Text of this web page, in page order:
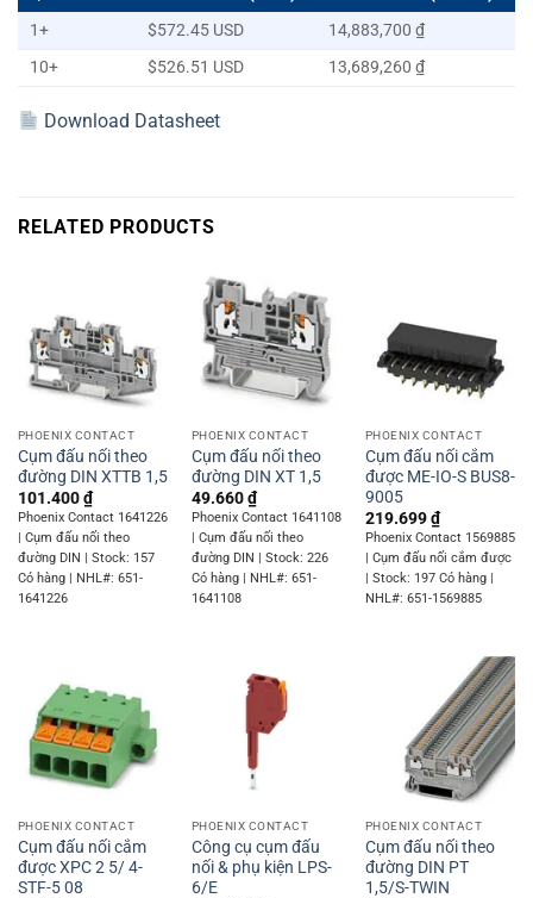
1+
$572.45 USD
14,883,700 ₫
10+
$526.51 USD 13,689,260 ₫
Download Datasheet
RELATED PRODUCTS
PHOENIX CONTACT
Cụm đấu nối theo
đường DIN XTTB 1,5
101.400₫
Phoenix Contact 1641226
| Cụm đấu nối theo
đường DIN | Stock: 157
Có hàng | NHL#: 651-
1641226
PHOENIX CONTACT
Cụm đấu nối theo
đường DIN XT 1,5
49.660₫
Phoenix Contact 1641108
| Cụm đấu nối theo
đường DIN | Stock: 226
Có hàng | NHL#: 651-
1641108
PHOENIX CONTACT
Cụm đấu nối cắm
được ME-IO-S BUS8-
9005
219.699₫
Phoenix Contact 1569885
| Cụm đấu nối cắm được
| Stock: 197 Có hàng |
NHL#: 651-1569885
PHOENIX CONTACT
Cụm đấu nối cắm
được XPC 2 5/ 4-
STF-5 08
PHOENIX CONTACT
Công cụ cụm đấu
nối & phụ kiện LPS-
6/E
PHOENIX CONTACT
Cụm đấu nối theo
đường DIN PT
1,5/S-TWIN